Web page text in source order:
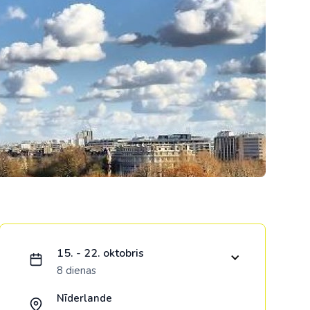
Kolumbija
Kostarika
Meksika
Panama
Ielādējam piedāvājumu...
15. - 22. oktobris
8 dienas
Nīderlande